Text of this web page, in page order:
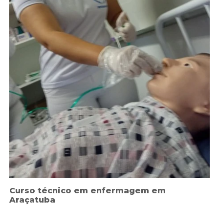
Curso técnico em enfermagem em
Araçatuba